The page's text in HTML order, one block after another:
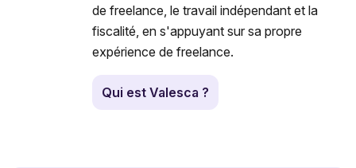
de freelance, le travail indépendant et la
fiscalité, en s'appuyant sur sa propre
expérience de freelance.
Qui est Valesca ?